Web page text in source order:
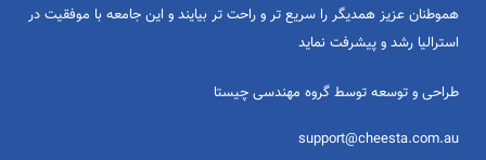
هموطنان عزیز همدیگر را سریع تر و راحت تر بیایند و این جامعه با موفقیت در
استرالیا رشد و پیشرفت نماید
طراحی و توسعه توسط گروه مهندسی چیستا
support@cheesta.com.au